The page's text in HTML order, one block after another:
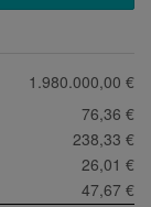
1.980.000,00 €
76,36 €
238,33 €
26,01 €
47,67 €